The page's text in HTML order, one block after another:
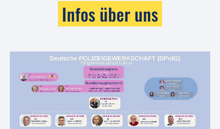
Infos über uns